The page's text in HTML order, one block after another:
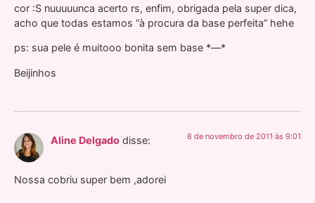
cor :S nuuuuunca acerto rs, enfim, obrigada pela super dica,
acho que todas estamos “à procura da base perfeita” hehe
ps: sua pele é muitooo bonita sem base *—*
Beijinhos
Aline Delgado disse: 8 de novembro de 2011 às 9:01
Nossa cobriu super bem ,adorei